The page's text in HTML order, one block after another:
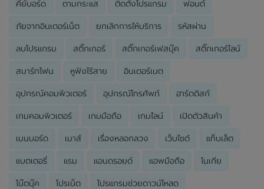
คีย์บอร์ด ตามกระแส ติดตั้งโปรแกรม ฟอนต์
ภัยจากอินเตอร์เน็ต ยกเลิกการให้บริการ รหัสผ่าน
ลบโปรแกรม สติ๊กเกอร์ สติ๊กเกอร์เฟสบุ๊ค สติ๊กเกอร์ไลน์
สมาร์ทโฟน หูฟังไร้สาย อินเตอร์เนต
อุปกรณ์คอมพิวเตอร์ อุปกรณ์โทรศัพท์ ฮาร์ดดิสก์
เกมคอมพิวเตอร์ เกมมือถือ เกมไลน์ เปิดตัวสินค้า
เมนบอร์ด เมาส์ เรื่องหลอกลวง เว็บไซต์ แท็บเล็ต
แบตเตอรี่ แรม แอนดรอยด์ แอพมือถือ โนเกีย
โน๊ตบุ๊ค โปรเน็ต โปรแกรมช่วยดาวน์โหลด